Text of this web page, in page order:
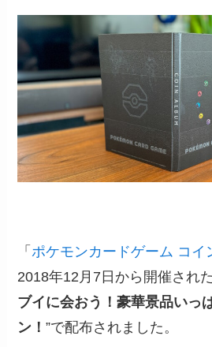
「 ポケモンカードゲーム コイ
2018年12月7日から開催され
ブイに会おう！豪華景品いっ
ン！”で配布されました。